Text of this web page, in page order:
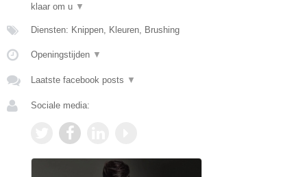
klaar om u ▼
Diensten: Knippen, Kleuren, Brushing
Openingstijden ▼
Laatste facebook posts ▼
Sociale media: